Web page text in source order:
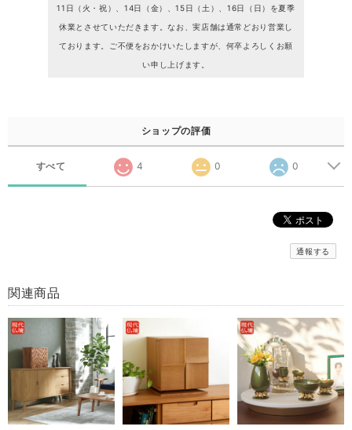
11日（火・祝）、14日（金）、15日（土）、16日（日）を夏季
休業とさせていただきます。なお、実店舗は通常どおり営業し
ております。ご不便をおかけいたしますが、何卒よろしくお願
い申し上げます。
ショップの評価
すべて 4 0 0
通報する
関連商品